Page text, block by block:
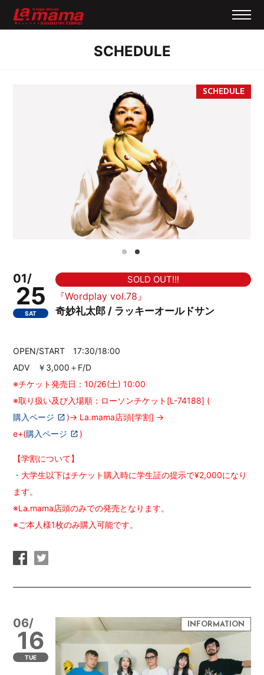
SCHEDULE
01/
25
SAT
SOLD OUT!!!
『Wordplay vol.78』
奇妙礼太郎 / ラッキーオールドサン
OPEN/START 17:30/18:00
ADV ￥3,000＋F/D
※チケット発売日：10/26(土) 10:00
※取り扱い及び入場順：ローソンチケット[L-74188] (
購入ページ
)→ La.mama店頭[学割] →
e+(購入ページ )
【学割について】
・大学生以下はチケット購入時に学生証の提示で¥2,000になり
ます。
※La.mama店頭のみでの発売となります。
※ご本人様1枚のみ購入可能です。
06/
16
TUE